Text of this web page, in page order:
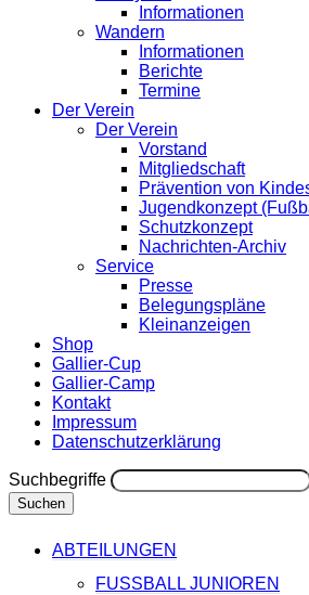
Informationen
Wandern
Informationen
Berichte
Termine
Der Verein
Der Verein
Vorstand
Mitgliedschaft
Prävention von
Jugendkonzept
Schutzkonzept
Nachrichten-Archiv
Service
Presse
Belegungspläne
Kleinanzeigen
Shop
Gallier-Cup
Gallier-Camp
Kontakt
Impressum
Datenschutzerklärung
Suchbegriffe
Suchen
ABTEILUNGEN
FUSSBALL JUNIOREN